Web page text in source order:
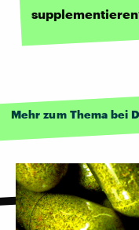
Mehr zum Thema bei